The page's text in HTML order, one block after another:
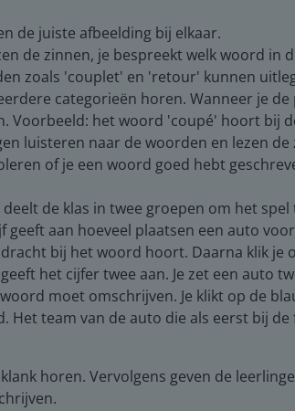
de juiste afbeelding bij elkaar.
de zinnen, je bespreekt welk woord in
zoals 'couplet' en 'retour' kunnen
categorieën horen. Wanneer je
Voorbeeld: het woord 'coupé' hoort bij
luisteren naar de woorden en lezen
of je een woord goed hebt
deelt de klas in twee groepen om het
aan hoeveel plaatsen een auto
bij het woord hoort. Daarna klik
het cijfer twee aan. Je zet een auto
moet omschrijven. Je klikt op de
team van de auto die als eerst bij
horen. Vervolgens geven de